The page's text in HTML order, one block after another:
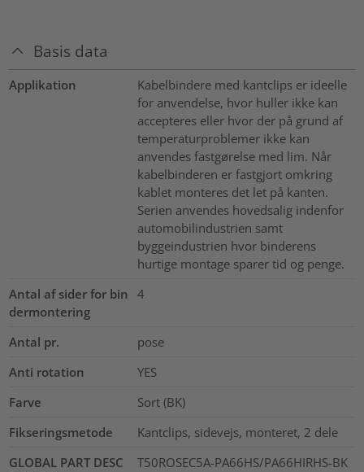
Basis data
Applikation
Kabelbindere med kantclips er ideelle
for anvendelse, hvor huller ikke kan
accepteres eller hvor der på grund af
temperaturproblemer ikke kan
anvendes fastgørelse med lim. Når
kabelbinderen er fastgjort omkring
kablet monteres det let på kanten.
Serien anvendes hovedsalig indenfor
automobilindustrien samt
byggeindustrien hvor binderens
hurtige montage sparer tid og penge.
Antal af sider for bin
dermontering
4
Antal pr.
pose
Anti rotation
YES
Farve
Sort (BK)
Fikseringsmetode
Kantclips, sidevejs, monteret, 2 dele
GLOBAL PART DESC
T50ROSEC5A-PA66HS/PA66HIRHS-BK